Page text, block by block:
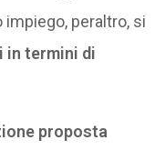
peraltro, si
in termini di
proposta